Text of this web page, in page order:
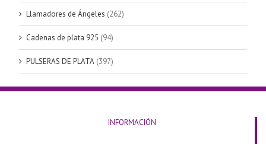
Llamadores de Ángeles (262)
Cadenas de plata 925 (94)
PULSERAS DE PLATA (397)
INFORMACIÓN